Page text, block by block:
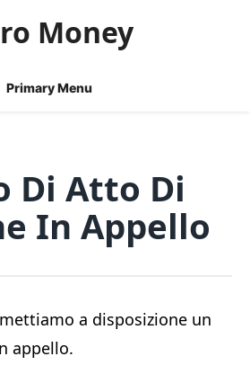
Money
Primary Menu
Di Atto Di
In Appello
a disposizione un
appello.